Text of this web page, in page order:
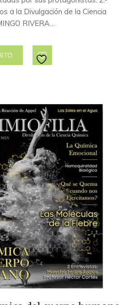
a la Divulgación de la Ciencia
RIVERA…